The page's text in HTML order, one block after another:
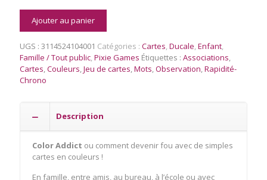
Addict
Ajouter au panier
UGS : 3114524104001 Catégories : Cartes Ducale Enfant
Famille / Tout public Pixie Games Étiquettes : Associations
Cartes Couleurs Jeu de cartes Mots Observation Rapidité-
Chrono
Description
Color Addict ou comment devenir fou avec de simples
cartes en couleurs !
En famille, entre amis, au bureau, à l’école ou avec